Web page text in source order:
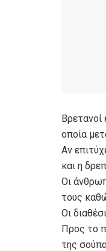
Βρετανοί
οποία
Αν
και η
Οι
τους
Οι
Προς το
της